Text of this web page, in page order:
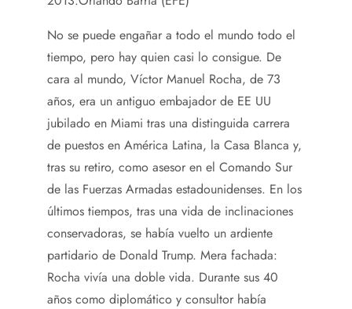
No se puede engañar a todo el mundo todo el
tiempo, pero hay quien casi lo consigue. De
cara al mundo, Víctor Manuel Rocha, de 73
años, era un antiguo embajador de EE UU
jubilado en Miami tras una distinguida carrera
de puestos en América Latina, la Casa Blanca y,
tras su retiro, como asesor en el Comando Sur
de las Fuerzas Armadas estadounidenses. En los
últimos tiempos, tras una vida de inclinaciones
conservadoras, se había vuelto un ardiente
partidario de Donald Trump. Mera fachada:
Rocha vivía una doble vida. Durante sus 40
años como diplomático y consultor había